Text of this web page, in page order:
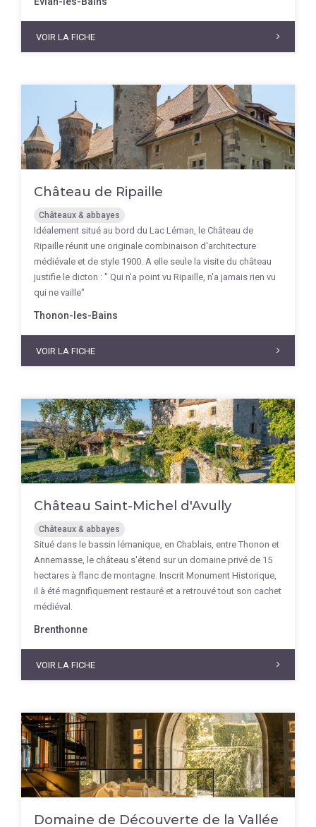
VOIR LA FICHE
Château de Ripaille
Châteaux & abbayes
Idéalement situé au bord du Lac Léman, le Château de
Ripaille réunit une originale combinaison d'architecture
médiévale et de style 1900. A elle seule la visite du château
justifie le dicton : " Qui n'a point vu Ripaille, n'a jamais rien vu
qui ne vaille"
Thonon-les-Bains
VOIR LA FICHE
Château Saint-Michel d'Avully
Châteaux & abbayes
Situé dans le bassin lémanique, en Chablais, entre Thonon et
Annemasse, le château s'étend sur un domaine privé de 15
hectares à flanc de montagne. Inscrit Monument Historique,
il à été magnifiquement restauré et a retrouvé tout son cachet
médiéval.
Brenthonne
VOIR LA FICHE
Domaine de Découverte de la Vallée